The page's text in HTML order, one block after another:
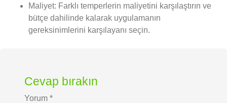
Maliyet: Farklı temperlerin maliyetini karşılaştırın ve
bütçe dahilinde kalarak uygulamanın
gereksinimlerini karşılayanı seçin.
Cevap bırakın
Yorum *